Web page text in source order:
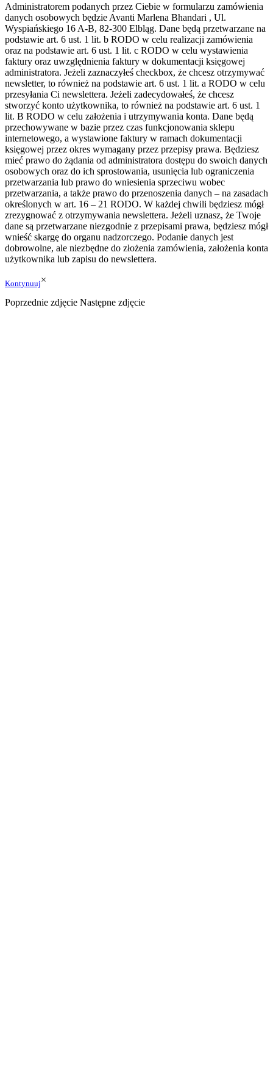
Administratorem podanych przez Ciebie w formularzu zamówienia
danych osobowych będzie Avanti Marlena Bhandari , Ul.
Wyspiańskiego 16 A-B, 82-300 Elbląg. Dane będą przetwarzane na
podstawie art. 6 ust. 1 lit. b RODO w celu realizacji zamówienia
oraz na podstawie art. 6 ust. 1 lit. c RODO w celu wystawienia
faktury oraz uwzględnienia faktury w dokumentacji księgowej
administratora. Jeżeli zaznaczyłeś checkbox, że chcesz otrzymywać
newsletter, to również na podstawie art. 6 ust. 1 lit. a RODO w celu
przesyłania Ci newslettera. Jeżeli zadecydowałeś, że chcesz
stworzyć konto użytkownika, to również na podstawie art. 6 ust. 1
lit. B RODO w celu założenia i utrzymywania konta. Dane będą
przechowywane w bazie przez czas funkcjonowania sklepu
internetowego, a wystawione faktury w ramach dokumentacji
księgowej przez okres wymagany przez przepisy prawa. Będziesz
mieć prawo do żądania od administratora dostępu do swoich danych
osobowych oraz do ich sprostowania, usunięcia lub ograniczenia
przetwarzania lub prawo do wniesienia sprzeciwu wobec
przetwarzania, a także prawo do przenoszenia danych – na zasadach
określonych w art. 16 – 21 RODO. W każdej chwili będziesz mógł
zrezygnować z otrzymywania newslettera. Jeżeli uznasz, że Twoje
dane są przetwarzane niezgodnie z przepisami prawa, będziesz mógł
wnieść skargę do organu nadzorczego. Podanie danych jest
dobrowolne, ale niezbędne do złożenia zamówienia, założenia konta
użytkownika lub zapisu do newslettera.
Kontynuuj×
Poprzednie zdjęcie Następne zdjęcie